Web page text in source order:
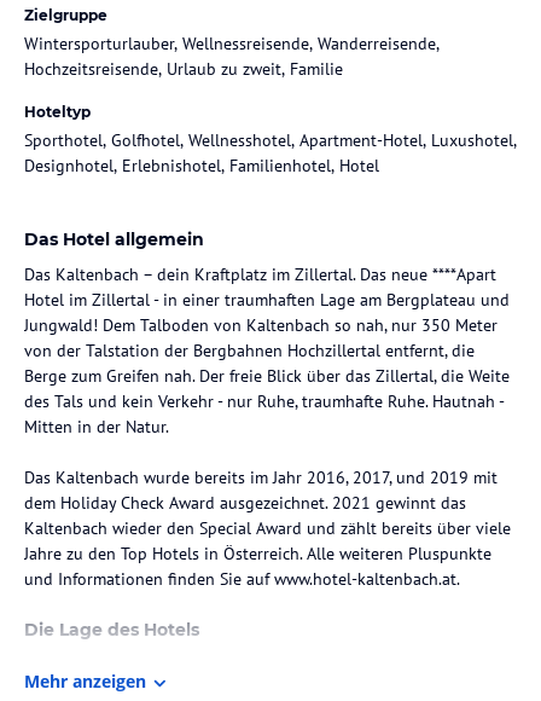
Zielgruppe
Wintersporturlauber, Wellnessreisende, Wanderreisende,
Hochzeitsreisende, Urlaub zu zweit, Familie
Hoteltyp
Sporthotel, Golfhotel, Wellnesshotel, Apartment-Hotel, Luxushotel,
Designhotel, Erlebnishotel, Familienhotel, Hotel
Das Hotel allgemein
Das Kaltenbach – dein Kraftplatz im Zillertal. Das neue ****Apart
Hotel im Zillertal - in einer traumhaften Lage am Bergplateau und
Jungwald! Dem Talboden von Kaltenbach so nah, nur 350 Meter
von der Talstation der Bergbahnen Hochzillertal entfernt, die
Berge zum Greifen nah. Der freie Blick über das Zillertal, die Weite
des Tals und kein Verkehr - nur Ruhe, traumhafte Ruhe. Hautnah -
Mitten in der Natur.
Das Kaltenbach wurde bereits im Jahr 2016, 2017, und 2019 mit
dem Holiday Check Award ausgezeichnet. 2021 gewinnt das
Kaltenbach wieder den Special Award und zählt bereits über viele
Jahre zu den Top Hotels in Österreich. Alle weiteren Pluspunkte
und Informationen finden Sie auf www.hotel-kaltenbach.at.
Die Lage des Hotels
einer der schönsten Lagen in Kaltenbach gelegen in absoluter
Mehr anzeigen